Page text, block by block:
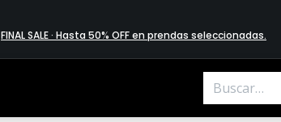
FINAL SALE · Hasta 50% OFF en prendas​ selecciona​das.